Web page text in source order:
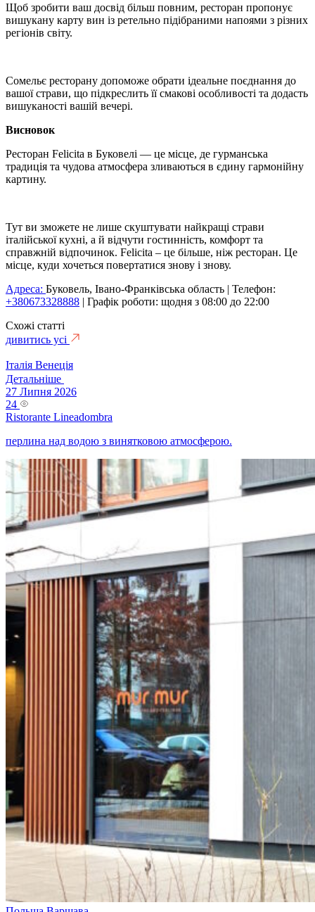
Щоб зробити ваш досвід більш повним, ресторан пропонує
вишукану карту вин із ретельно підібраними напоями з різних
регіонів світу.
Сомельє ресторану допоможе обрати ідеальне поєднання до
вашої страви, що підкреслить її смакові особливості та додасть
вишуканості вашій вечері.
Висновок
Ресторан Felicita в Буковелі — це місце, де гурманська
традиція та чудова атмосфера зливаються в єдину гармонійну
картину.
Тут ви зможете не лише скуштувати найкращі страви
італійської кухні, а й відчути гостинність, комфорт та
справжній відпочинок. Felicita – це більше, ніж ресторан. Це
місце, куди хочеться повертатися знову і знову.
Адреса: Буковель, Івано-Франківська область | Телефон:
+380673328888 | Графік роботи: щодня з 08:00 до 22:00
Схожі статті
дивитись усі
Італія Венеція
Детальніше
27 Липня 2026
24
Ristorante Lineadombra
перлина над водою з винятковою атмосферою.